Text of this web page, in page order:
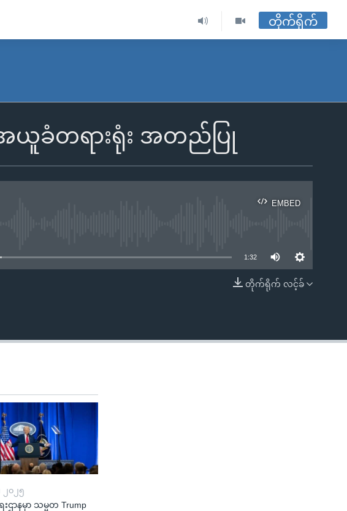
တိုက်ရိုက်
ယူခံတရားရုံး အတည်ပြု
EMBED
EMBED
1:32
တိုက်ရိုက် လင့်ခ်
၂၀၂၅
ဌာနမှာ သမ္မတ Trump